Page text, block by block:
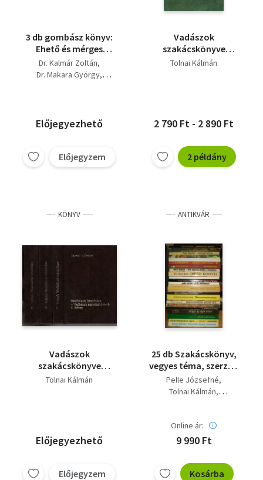
3 db gombász könyv:
Ehető és mérges
gombák + A
csiperkegomba
gyümölcsökből
Dr. Kalmár Zoltán
Dr. Makara György
Előjegyezhető
Előjegyzem
Vadászok
szakácskönyve
(minikönyv)
Tolnai Kálmán
2 790 Ft - 2 890 Ft
2 példány
KÖNYV
Vadászok
szakácskönyve
(Vadhúsok készítése)
Tolnai Kálmán
Előjegyezhető
Előjegyzem
ANTIKVÁR
25 db Szakácskönyv,
vegyes téma, szerző -
Címek a
termékleírásban
Pelle Józsefné
Tolnai Kálmán
Online ár:
9 990 Ft
Kosárba